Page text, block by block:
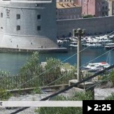
2:25